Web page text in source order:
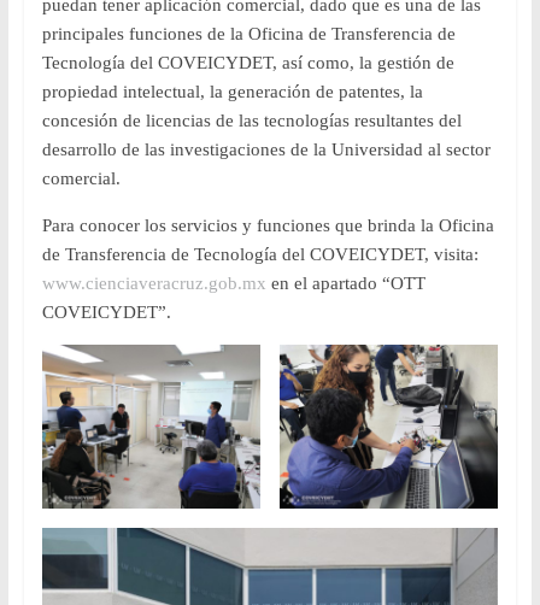
puedan tener aplicación comercial, dado que es una de las
principales funciones de la Oficina de Transferencia de
Tecnología del COVEICYDET, así como, la gestión de
propiedad intelectual, la generación de patentes, la
concesión de licencias de las tecnologías resultantes del
desarrollo de las investigaciones de la Universidad al sector
comercial.
Para conocer los servicios y funciones que brinda la Oficina
de Transferencia de Tecnología del COVEICYDET, visita:
www.cienciaveracruz.gob.mx en el apartado “OTT
COVEICYDET”.